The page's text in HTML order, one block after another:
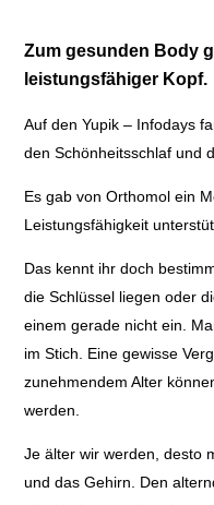
Zum gesunden Body
leistungsfähiger Kopf.
Auf den Yupik – Infodays
den Schönheitsschlaf und
Es gab von Orthomol ein
Leistungsfähigkeit
Das kennt ihr doch
die Schlüssel liegen oder
einem gerade nicht ein.
im Stich. Eine gewisse
zunehmendem Alter
werden.
Je älter wir werden, desto
und das Gehirn. Den